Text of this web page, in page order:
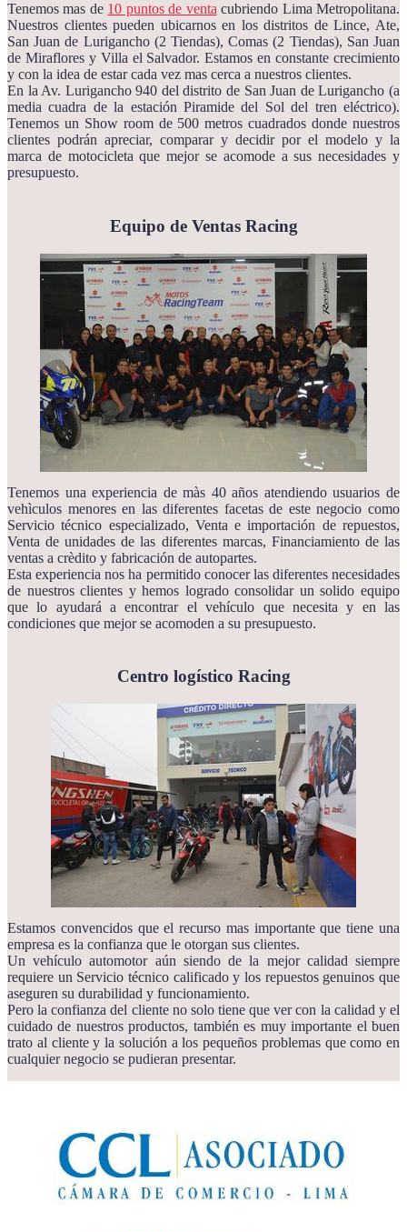
Tenemos mas de 10 puntos de venta cubriendo Lima Metropolitana.
Nuestros clientes pueden ubicarnos en los distritos de Lince, Ate,
San Juan de Lurigancho (2 Tiendas), Comas (2 Tiendas), San Juan
de Miraflores y Villa el Salvador. Estamos en constante crecimiento
y con la idea de estar cada vez mas cerca a nuestros clientes.
En la Av. Lurigancho 940 del distrito de San Juan de Lurigancho (a
media cuadra de la estación Piramide del Sol del tren eléctrico).
Tenemos un Show room de 500 metros cuadrados donde nuestros
clientes podrán apreciar, comparar y decidir por el modelo y la
marca de motocicleta que mejor se acomode a sus necesidades y
presupuesto.
Equipo de Ventas Racing
Tenemos una experiencia de màs 40 años atendiendo usuarios de
vehìculos menores en las diferentes facetas de este negocio como
Servicio técnico especializado, Venta e importación de repuestos,
Venta de unidades de las diferentes marcas, Financiamiento de las
ventas a crèdito y fabricación de autopartes.
Esta experiencia nos ha permitido conocer las diferentes necesidades
de nuestros clientes y hemos logrado consolidar un solido equipo
que lo ayudará a encontrar el vehículo que necesita y en las
condiciones que mejor se acomoden a su presupuesto.
Centro logístico Racing
Estamos convencidos que el recurso mas importante que tiene una
empresa es la confianza que le otorgan sus clientes.
Un vehículo automotor aún siendo de la mejor calidad siempre
requiere un Servicio técnico calificado y los repuestos genuinos que
aseguren su durabilidad y funcionamiento.
Pero la confianza del cliente no solo tiene que ver con la calidad y el
cuidado de nuestros productos, también es muy importante el buen
trato al cliente y la solución a los pequeños problemas que como en
cualquier negocio se pudieran presentar.